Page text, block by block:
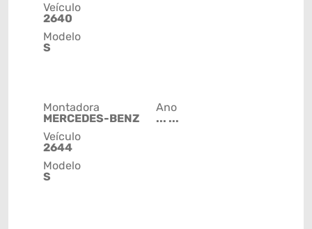
Veículo
2640
Modelo
S
Montadora
MERCEDES-BENZ
Veículo
2644
Modelo
S
Ano
... ...